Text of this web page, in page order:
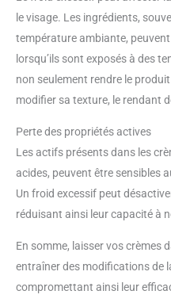
le visage. Les ingrédients,
température ambiante,
lorsqu’ils sont exposés à des
non seulement rendre le
modifier sa texture, le rendant
Perte des propriétés actives
Les actifs présents dans les
acides, peuvent être sensibles
Un froid excessif peut
réduisant ainsi leur capacité à
En somme, laisser vos crèmes
entraîner des modifications de
compromettant ainsi leur